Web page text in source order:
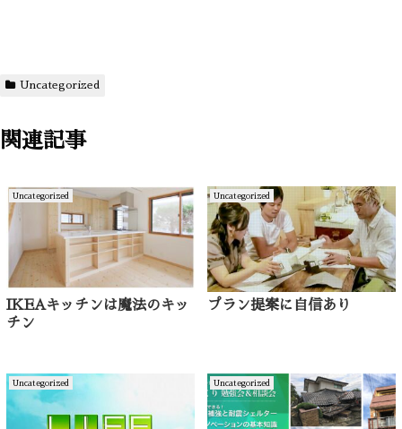
Uncategorized
関連記事
Uncategorized
IKEAキッチンは魔法のキッ
チン
Uncategorized
プラン提案に自信あり
Uncategorized Uncategorized